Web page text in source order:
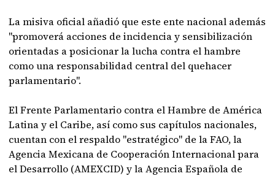
La misiva oficial añadió que este ente nacional además
"promoverá acciones de incidencia y sensibilización
orientadas a posicionar la lucha contra el hambre
como una responsabilidad central del quehacer
parlamentario".
El Frente Parlamentario contra el Hambre de América
Latina y el Caribe, así como sus capítulos nacionales,
cuentan con el respaldo "estratégico" de la FAO, la
Agencia Mexicana de Cooperación Internacional para
el Desarrollo (AMEXCID) y la Agencia Española de